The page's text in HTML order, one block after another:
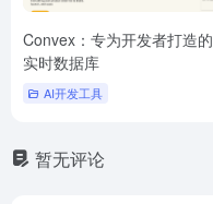
Convex：专为开发者打造的
实时数据库
AI开发工具
暂无评论